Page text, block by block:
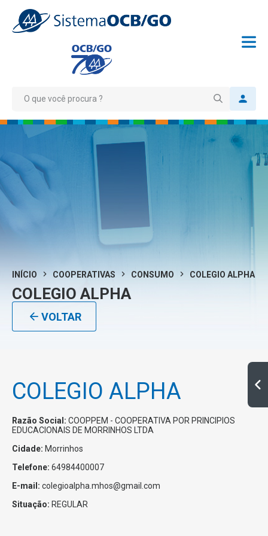
INÍCIO COOPERATIVAS CONSUMO COLEGIO ALPHA
COLEGIO ALPHA
VOLTAR
COLEGIO ALPHA
Razão Social: COOPPEM - COOPERATIVA POR PRINCIPIOS
EDUCACIONAIS DE MORRINHOS LTDA
Cidade: Morrinhos
Telefone: 64984400007
E-mail: colegioalpha.mhos@gmail.com
Situação: REGULAR